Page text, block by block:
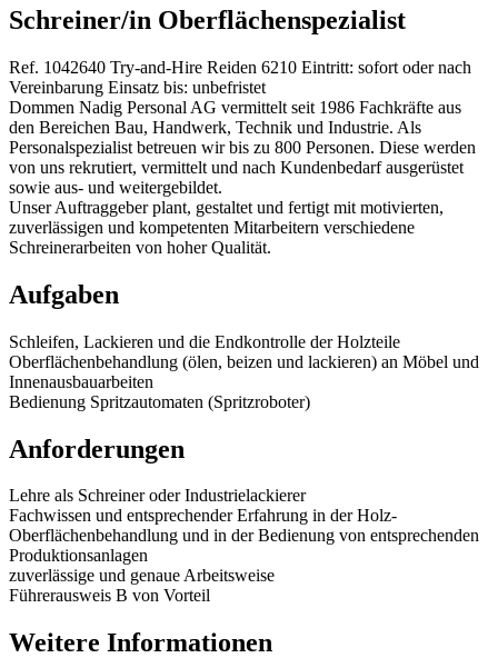
Schreiner/in Oberflächenspezialist
Ref. 1042640 Try-and-Hire Reiden 6210 Eintritt: sofort oder nach
Vereinbarung Einsatz bis: unbefristet
Dommen Nadig Personal AG vermittelt seit 1986 Fachkräfte aus
den Bereichen Bau, Handwerk, Technik und Industrie. Als
Personalspezialist betreuen wir bis zu 800 Personen. Diese werden
von uns rekrutiert, vermittelt und nach Kundenbedarf ausgerüstet
sowie aus- und weitergebildet.
Unser Auftraggeber plant, gestaltet und fertigt mit motivierten,
zuverlässigen und kompetenten Mitarbeitern verschiedene
Schreinerarbeiten von hoher Qualität.
Aufgaben
Schleifen, Lackieren und die Endkontrolle der Holzteile
Oberflächenbehandlung (ölen, beizen und lackieren) an Möbel und
Innenausbauarbeiten
Bedienung Spritzautomaten (Spritzroboter)
Anforderungen
Lehre als Schreiner oder Industrielackierer
Fachwissen und entsprechender Erfahrung in der Holz-
Oberflächenbehandlung und in der Bedienung von entsprechenden
Produktionsanlagen
zuverlässige und genaue Arbeitsweise
Führerausweis B von Vorteil
Weitere Informationen